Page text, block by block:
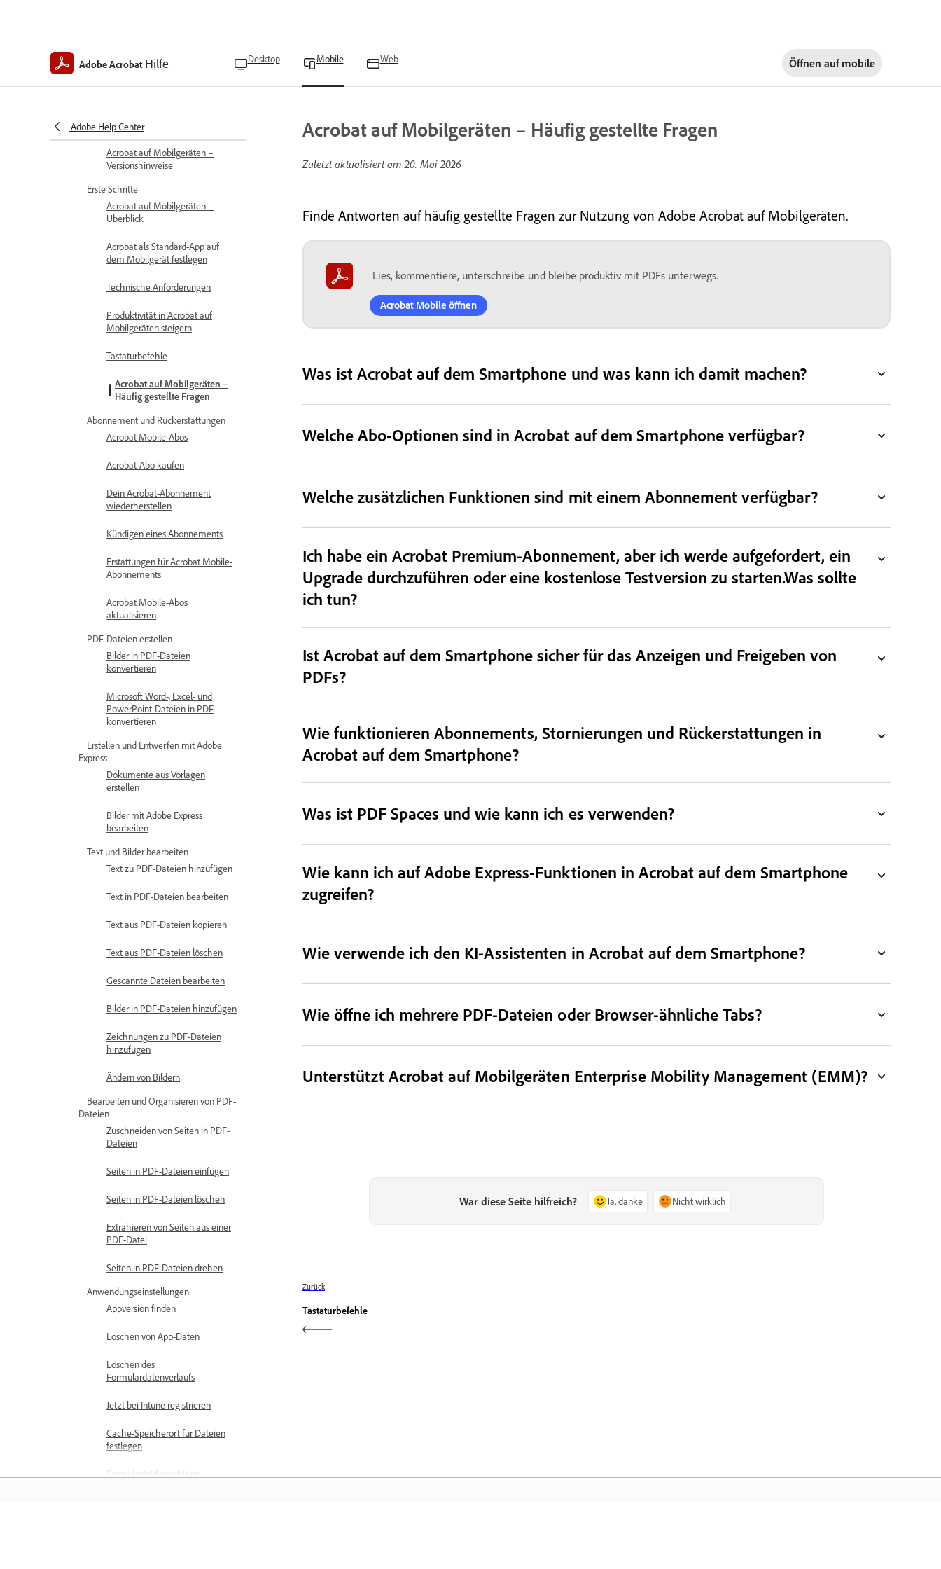
Adobe Acrobat Hilfe Desktop Mobile Web Öffnen auf mobile
Adobe Help Center
Hilfe zu Acrobat Mobile
Mobilgeräten
Acrobat auf Mobilgeräten –
Versionshinweise
Erste Schritte
Acrobat auf Mobilgeräten –
Überblick
Acrobat als Standard-App auf
dem Mobilgerät festlegen
Technische Anforderungen
Produktivität in Acrobat auf
Mobilgeräten steigern
Tastaturbefehle
Acrobat auf Mobilgeräten –
Häufig gestellte Fragen
Abonnement und Rückerstattungen
Acrobat Mobile-Abos
Acrobat-Abo kaufen
Dein Acrobat-Abonnement
wiederherstellen
Kündigen eines Abonnements
Erstattungen für Acrobat Mobile-
Abonnements
Acrobat Mobile-Abos
aktualisieren
PDF-Dateien erstellen
Bilder in PDF-Dateien
konvertieren
Microsoft Word-, Excel- und
PowerPoint-Dateien in PDF
konvertieren
Erstellen und Entwerfen mit Adobe
Express
Dokumente aus Vorlagen
erstellen
Bilder mit Adobe Express
bearbeiten
Text und Bilder bearbeiten
Text zu PDF-Dateien hinzufügen
Text in PDF-Dateien bearbeiten
Text aus PDF-Dateien kopieren
Text aus PDF-Dateien löschen
Gescannte Dateien bearbeiten
Bilder in PDF-Dateien hinzufügen
Zeichnungen zu PDF-Dateien
hinzufügen
Ändern von Bildern
Bearbeiten und Organisieren von PDF-
Dateien
Zuschneiden von Seiten in PDF-
Dateien
Seiten in PDF-Dateien einfügen
Seiten in PDF-Dateien löschen
Extrahieren von Seiten aus einer
PDF-Datei
Seiten in PDF-Dateien drehen
Anwendungseinstellungen
Appversion finden
Löschen von App-Daten
Löschen des
Formulardatenverlaufs
Jetzt bei Intune registrieren
Cache-Speicherort für Dateien
festlegen
Formularfeldvorschläge
Acrobat auf Mobilgeräten – Häufig gestellte Fragen
Zuletzt aktualisiert am20. Mai 2026
Finde Antworten auf häufig gestellte Fragen zur Nutzung von Adobe Acrobat auf Mobilgeräten.
Lies, kommentiere, unterschreibe und bleibe produktiv mit PDFs unterwegs.
Acrobat Mobile öffnen
Was ist Acrobat auf dem Smartphone und was kann ich damit machen?
Welche Abo-Optionen sind in Acrobat auf dem Smartphone verfügbar?
Welche zusätzlichen Funktionen sind mit einem Abonnement verfügbar?
Ich habe ein Acrobat Premium-Abonnement, aber ich werde aufgefordert, ein
Upgrade durchzuführen oder eine kostenlose Testversion zu starten.Was sollte
ich tun?
Ist Acrobat auf dem Smartphone sicher für das Anzeigen und Freigeben von
PDFs?
Wie funktionieren Abonnements, Stornierungen und Rückerstattungen in
Acrobat auf dem Smartphone?
Was ist PDF Spaces und wie kann ich es verwenden?
Wie kann ich auf Adobe Express-Funktionen in Acrobat auf dem Smartphone
zugreifen?
Wie verwende ich den KI-Assistenten in Acrobat auf dem Smartphone?
Wie öffne ich mehrere PDF-Dateien oder Browser-ähnliche Tabs?
Unterstützt Acrobat auf Mobilgeräten Enterprise Mobility Management (EMM)?
War diese Seite hilfreich? Ja, danke Nicht wirklich
Zurück
Tastaturbefehle